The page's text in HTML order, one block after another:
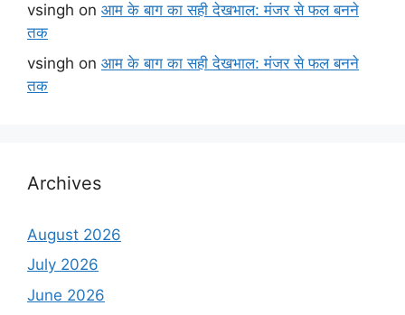
vsingh on आम के बाग का सही देखभाल: मंजर से फल बनने
तक
vsingh on आम के बाग का सही देखभाल: मंजर से फल बनने
तक
Archives
August 2026
July 2026
June 2026